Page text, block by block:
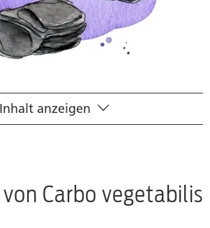
Steckbrief
Arzneimittelbild
Inhalt anzeigen
Carbo vegetabilis